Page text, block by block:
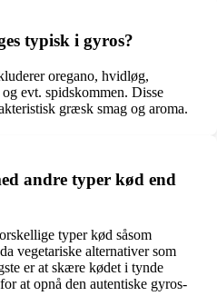
typisk i gyros?
oregano, hvidløg,
evt. spidskommen. Disse
græsk smag og aroma.
andre typer kød end
typer kød såsom
vegetariske alternativer som
er at skære kødet i tynde
at opnå den autentiske gyros-